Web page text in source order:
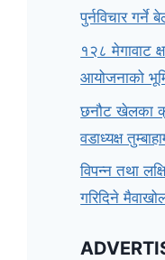
पुर्नविचार गर्ने
१२८ मेगावाट
आयोजनाको
छनौट खेलका
वडाध्यक्ष
विपन्न तथा
गरिदिने